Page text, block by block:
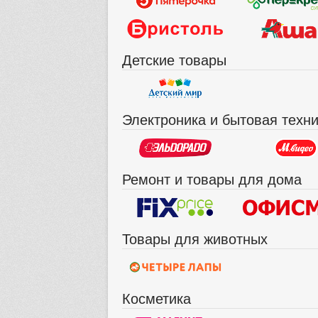
Детские товары
Электроника и бытовая
Ремонт и товары для дома
Товары для животных
Косметика